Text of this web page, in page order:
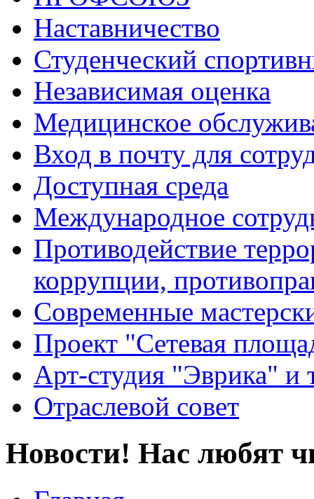
Наставничество
Студенческий
Независимая оценка
Медицинское
Вход в почту для
Доступная среда
Международное
Противодействие
коррупции,
Современные
Проект "Сетевая
Арт-студия "Эврика" и
Отраслевой совет
Новости! Нас любят